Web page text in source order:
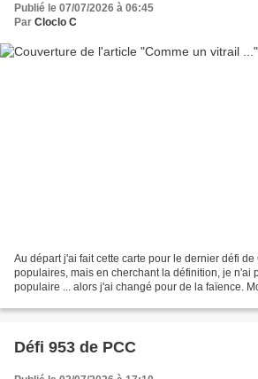
Publié le 07/07/2026 à 06:45
Par Cloclo C
Au départ j'ai fait cette carte pour le dernier défi de
populaires, mais en cherchant la définition, je n'ai
populaire ... alors j'ai changé pour de la faïence.
Défi 953 de PCC